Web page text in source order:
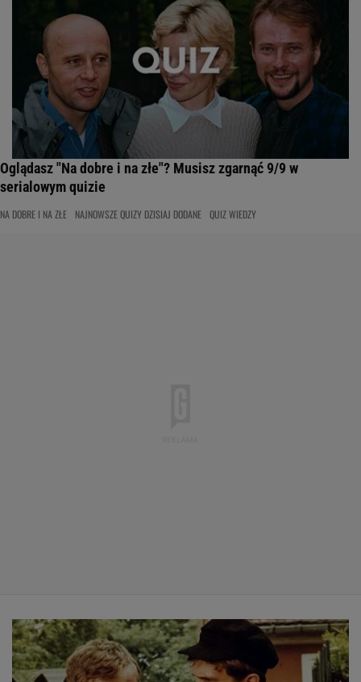
Oglądasz "Na dobre i na złe"? Musisz zgarnąć 9/9 w
serialowym quizie
NA DOBRE I NA ZŁE NAJNOWSZE QUIZY DZISIAJ DODANE QUIZ WIEDZY